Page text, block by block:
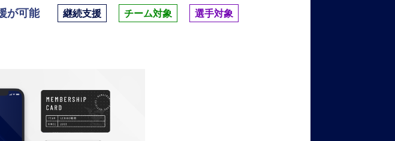
が可能 継続支援 チーム対象 選手対象